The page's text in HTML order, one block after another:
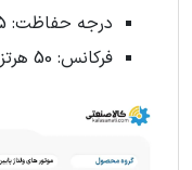
درجه حفاظت: IP55
فرکانس: 50 هرتز